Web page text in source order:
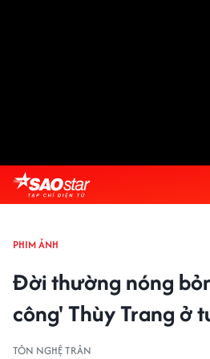
PHIM ẢNH
Đời thường nóng
công' Thùy Trang ở
TÔN NGHỆ TRÂN